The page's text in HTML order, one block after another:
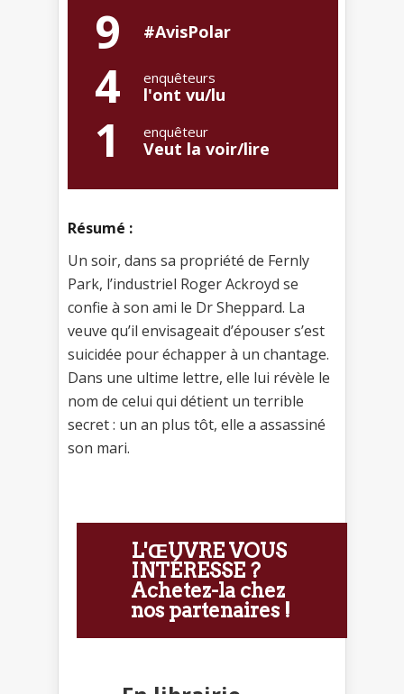
9 #AvisPolar
4 enquêteurs
l'ont vu/lu
1 enquêteur
Veut la voir/lire
Résumé :
Un soir, dans sa propriété de Fernly
Park, l’industriel Roger Ackroyd se
confie à son ami le Dr Sheppard. La
veuve qu’il envisageait d’épouser s’est
suicidée pour échapper à un chantage.
Dans une ultime lettre, elle lui révèle le
nom de celui qui détient un terrible
secret : un an plus tôt, elle a assassiné
son mari.
L'ŒUVRE VOUS
INTÉRESSE ?
Achetez-la chez
nos partenaires !